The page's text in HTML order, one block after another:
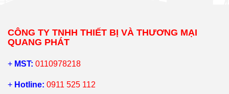
CÔNG TY TNHH THIẾT BỊ VÀ THƯƠNG MẠI
QUANG PHÁT
+ MST: 0110978218
+ Hotline: 0911 525 112